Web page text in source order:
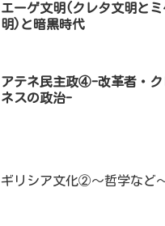
エーゲ文明(クレタ文明と
明)と暗黒時代
アテネ民主政④-改革者・ク
ネスの政治-
ギリシア文化②～哲学など